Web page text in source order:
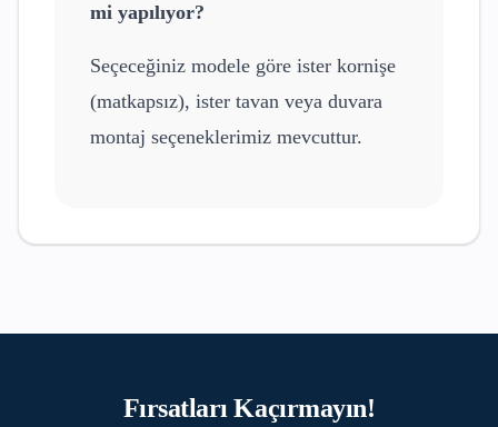
mi yapılıyor?
Seçeceğiniz modele göre ister kornişe
(matkapsız), ister tavan veya duvara
montaj seçeneklerimiz mevcuttur.
Fırsatları Kaçırmayın!